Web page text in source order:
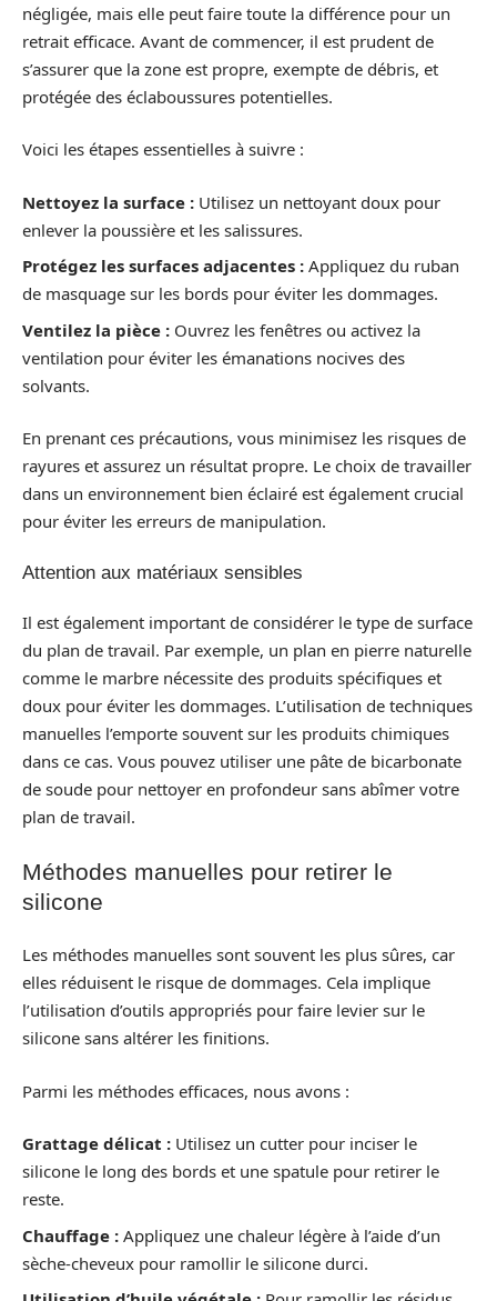
négligée, mais elle peut faire toute la différence pour un
retrait efficace. Avant de commencer, il est prudent de
s’assurer que la zone est propre, exempte de débris, et
protégée des éclaboussures potentielles.
Voici les étapes essentielles à suivre :
Nettoyez la surface : Utilisez un nettoyant doux pour
enlever la poussière et les salissures.
Protégez les surfaces adjacentes : Appliquez du ruban
de masquage sur les bords pour éviter les dommages.
Ventilez la pièce : Ouvrez les fenêtres ou activez la
ventilation pour éviter les émanations nocives des
solvants.
En prenant ces précautions, vous minimisez les risques de
rayures et assurez un résultat propre. Le choix de travailler
dans un environnement bien éclairé est également crucial
pour éviter les erreurs de manipulation.
Attention aux matériaux sensibles
Il est également important de considérer le type de surface
du plan de travail. Par exemple, un plan en pierre naturelle
comme le marbre nécessite des produits spécifiques et
doux pour éviter les dommages. L’utilisation de techniques
manuelles l’emporte souvent sur les produits chimiques
dans ce cas. Vous pouvez utiliser une pâte de bicarbonate
de soude pour nettoyer en profondeur sans abîmer votre
plan de travail.
Méthodes manuelles pour retirer le
silicone
Les méthodes manuelles sont souvent les plus sûres, car
elles réduisent le risque de dommages. Cela implique
l’utilisation d’outils appropriés pour faire levier sur le
silicone sans altérer les finitions.
Parmi les méthodes efficaces, nous avons :
Grattage délicat : Utilisez un cutter pour inciser le
silicone le long des bords et une spatule pour retirer le
reste.
Chauffage : Appliquez une chaleur légère à l’aide d’un
sèche-cheveux pour ramollir le silicone durci.